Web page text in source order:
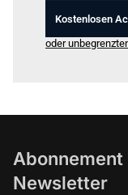
Kostenlosen
oder
Abonnement
Newsletter